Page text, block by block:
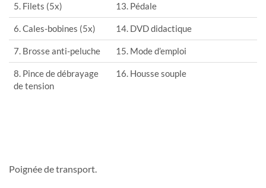
5. Filets (5x) 13. Pédale
6. Cales-bobines (5x) 14. DVD didactique
7. Brosse anti-peluche 15. Mode d’emploi
8. Pince de débrayage
de tension
16. Housse souple
Poignée de transport.